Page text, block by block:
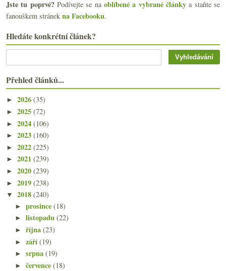
Jste tu poprvé?Podívejte se naoblíbené a vybrané články a staňte se
fanouškem stránek na Facebooku.
Hledáte konkrétní článek?
Přehled článků...
► 2026 (35)
► 2025 (72)
► 2024 (106)
► 2023 (160)
► 2022 (225)
► 2021 (239)
► 2020 (239)
► 2019 (238)
▼ 2018 (240)
►prosince(18)
►listopadu(22)
►října(23)
►září(19)
►srpna(19)
►července(18)